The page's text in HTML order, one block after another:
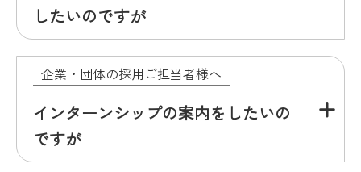
したいのですが
企業・団体の採用ご担当者様へ
インターンシップの案内をしたいの
ですが